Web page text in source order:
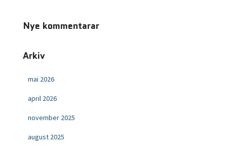
Nye kommentarar
Arkiv
mai 2026
april 2026
november 2025
august 2025